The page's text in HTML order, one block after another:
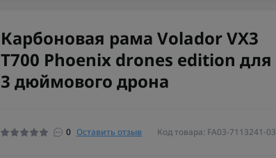
Карбоновая рама Volador VX3
T700 Phoenix drones edition для
3 дюймового дрона
0 Оставить отзыв Код товара: FA03-7113241-03